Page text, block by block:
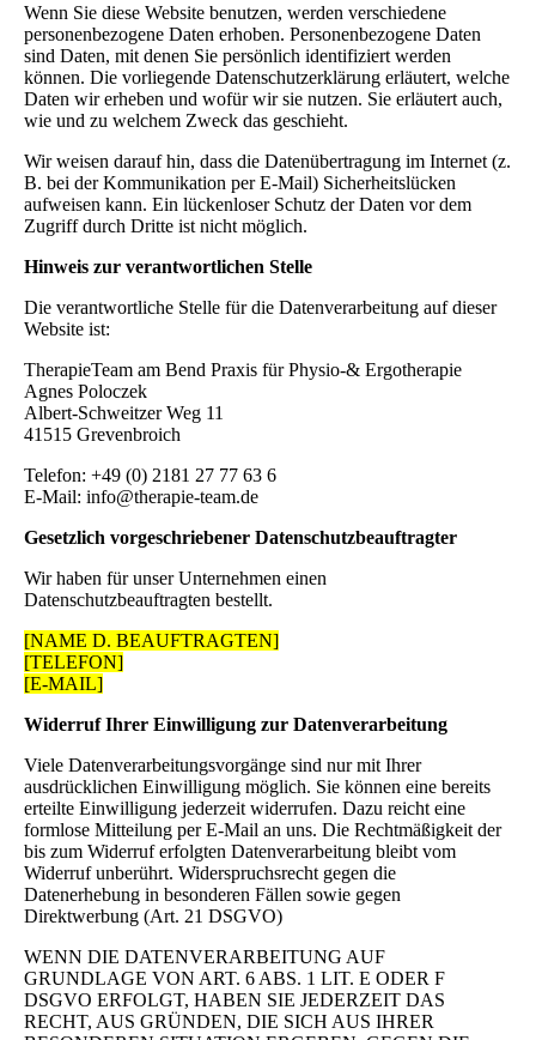
Wenn Sie diese Website benutzen, werden verschiedene
personenbezogene Daten erhoben. Personenbezogene Daten
sind Daten, mit denen Sie persönlich identifiziert werden
können. Die vorliegende Datenschutzerklärung erläutert, welche
Daten wir erheben und wofür wir sie nutzen. Sie erläutert auch,
wie und zu welchem Zweck das geschieht.
Wir weisen darauf hin, dass die Datenübertragung im Internet (z.
B. bei der Kommunikation per E-Mail) Sicherheitslücken
aufweisen kann. Ein lückenloser Schutz der Daten vor dem
Zugriff durch Dritte ist nicht möglich.
Hinweis zur verantwortlichen Stelle
Die verantwortliche Stelle für die Datenverarbeitung auf dieser
Website ist:
TherapieTeam am Bend Praxis für Physio-& Ergotherapie
Agnes Poloczek
Albert-Schweitzer Weg 11
41515 Grevenbroich
Telefon: +49 (0) 2181 27 77 63 6
E-Mail: info@therapie-team.de
Gesetzlich vorgeschriebener Datenschutzbeauftragter
Wir haben für unser Unternehmen einen
Datenschutzbeauftragten bestellt.
[NAME D. BEAUFTRAGTEN]
[TELEFON]
[E-MAIL]
Widerruf Ihrer Einwilligung zur Datenverarbeitung
Viele Datenverarbeitungsvorgänge sind nur mit Ihrer
ausdrücklichen Einwilligung möglich. Sie können eine bereits
erteilte Einwilligung jederzeit widerrufen. Dazu reicht eine
formlose Mitteilung per E-Mail an uns. Die Rechtmäßigkeit der
bis zum Widerruf erfolgten Datenverarbeitung bleibt vom
Widerruf unberührt. Widerspruchsrecht gegen die
Datenerhebung in besonderen Fällen sowie gegen
Direktwerbung (Art. 21 DSGVO)
WENN DIE DATENVERARBEITUNG AUF
GRUNDLAGE VON ART. 6 ABS. 1 LIT. E ODER F
DSGVO ERFOLGT, HABEN SIE JEDERZEIT DAS
RECHT, AUS GRÜNDEN, DIE SICH AUS IHRER